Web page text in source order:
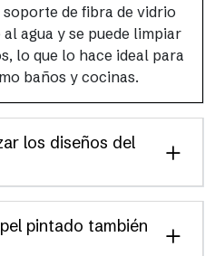
de fibra de vidrio
agua y se puede limpiar
lo que lo hace ideal para
baños y cocinas.
los diseños del
pintado también